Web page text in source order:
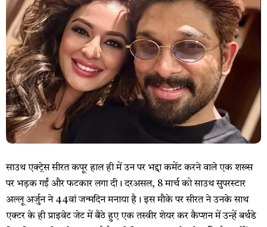
साउथ एक्ट्रेस सीरत कपूर हाल ही में उन पर भद्दा कमेंट करने वाले एक शख्स
पर भड़क गईं और फटकार लगा दी। दरअसल, 8 मार्च को साउथ सुपरस्टार
अल्लू अर्जुन ने 44वां जन्मदिन मनाया है। इस मौके पर सीरत ने उनके साथ
एक्टर के ही प्राइवेट जेट में बैठे हुए एक तस्वीर शेयर कर कैप्शन में उन्हें बर्थडे